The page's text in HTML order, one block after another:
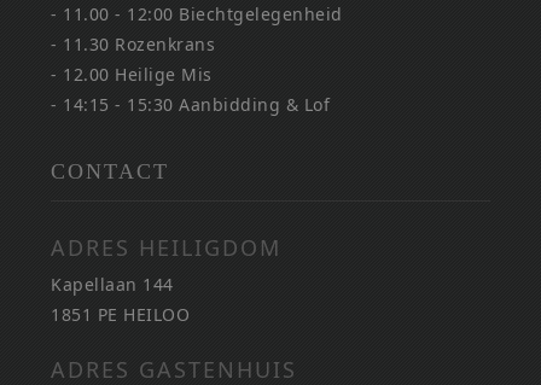
- 11.00 - 12:00 Biechtgelegenheid
- 11.30 Rozenkrans
- 12.00 Heilige Mis
- 14:15 - 15:30 Aanbidding & Lof
CONTACT
ADRES HEILIGDOM
Kapellaan 144
1851 PE HEILOO
ADRES GASTENHUIS